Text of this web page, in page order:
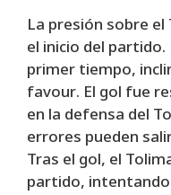
La presión sobre
el inicio del partido.
primer tiempo,
favour. El gol fue
en la defensa del
errores pueden
Tras el gol, el
partido,